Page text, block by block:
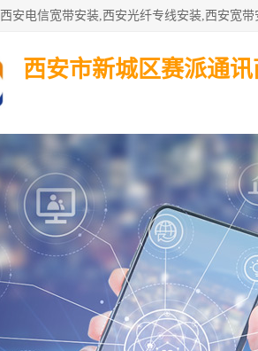
西安市新城区赛派通